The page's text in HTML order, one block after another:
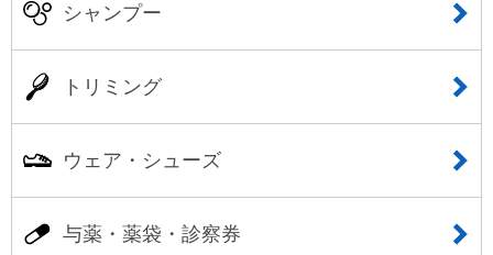
シャンプー
トリミング
ウェア・シューズ
与薬・薬袋・診察券